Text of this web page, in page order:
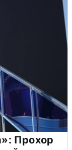
Прохор